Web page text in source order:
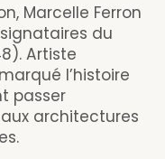
Marcelle Ferron
du
Artiste
l’histoire
passer
architectures